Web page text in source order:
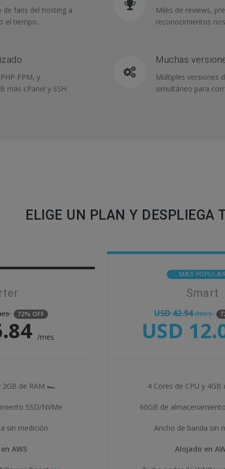
de fans del hosting a
el tiempo.
Miles de reviews,
reconocimientos
FPM, y
más cPanel y SSH.
Muchas
Múltiples versiones
simultáneo para
ELIGE UN PLAN Y DESPLIEGA
72% OFF
/mes
2GB de RAM 🏎
SSD/NVMe
sin medición
AWS
MÁS POPULAR
Smart
USD42.94 /mes
USD
4 Cores de CPU y
60GB de
Ancho de banda sin
Alojado en